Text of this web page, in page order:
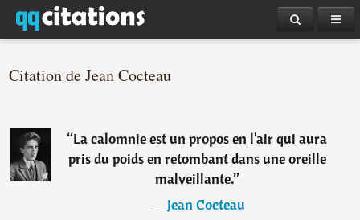
Citation de Jean Cocteau
“La calomnie est un propos en l'air qui aura
pris du poids en retombant dans une oreille
malveillante.”
―Jean Cocteau